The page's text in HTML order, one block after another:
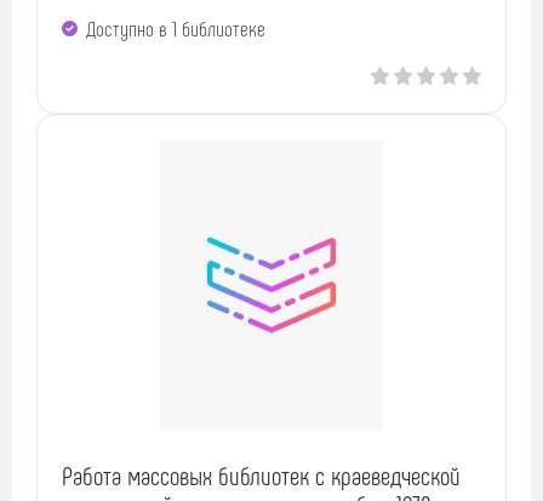
Доступно в 1 библиотекe
Работа массовых библиотек с краеведческой